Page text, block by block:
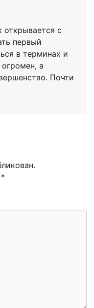
с
первый
в терминах и
а
Почти
*